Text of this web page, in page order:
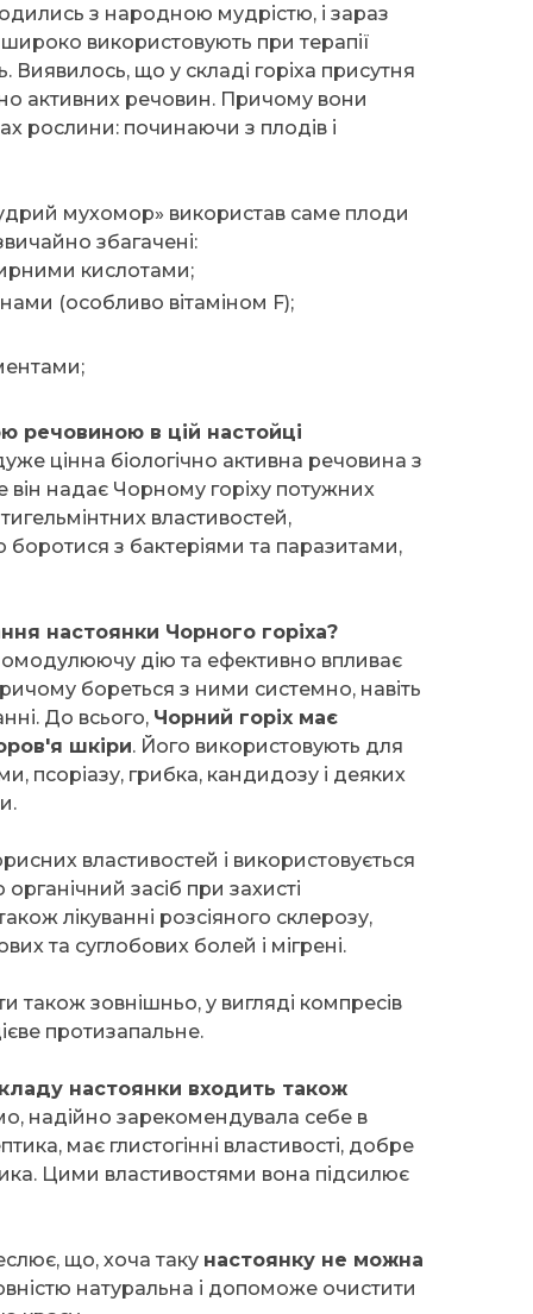
з народною мудрістю, і зараз
використовують при терапії
Виявилось, що у складі горіха присутня
активних речовин. Причому вони
рослини: починаючи з плодів і
мухомор» використав саме плоди
збагачені:
кислотами;
(особливо вітаміном F);
речовиною в цій настойці
цінна біологічно активна речовина з
він надає Чорному горіху потужних
властивостей,
з бактеріями та паразитами,
настоянки Чорного горіха?
дію та ефективно впливає
бореться з ними системно, навіть
До всього, Чорний горіх має
шкіри. Його використовують для
псоріазу, грибка, кандидозу і деяких
властивостей і використовується
засіб при захисті
лікуванні розсіяного склерозу,
та суглобових болей і мігрені.
також зовнішньо, у вигляді компресів
протизапальне.
настоянки входить також
надійно зарекомендувала себе в
має глистогінні властивості, добре
Цими властивостями вона підсилює
що, хоча таку настоянку не можна
натуральна і допоможе очистити